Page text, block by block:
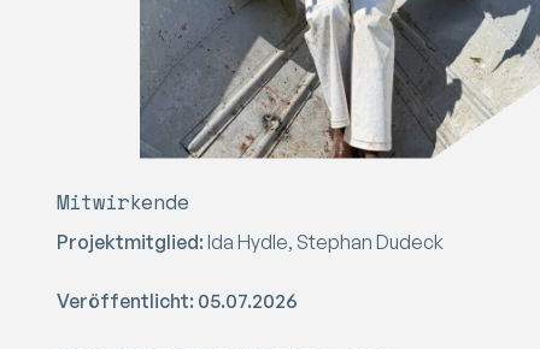
Mitwirkende
Projektmitglied: Ida Hydle, Stephan Dudeck
Veröffentlicht: 05.07.2026